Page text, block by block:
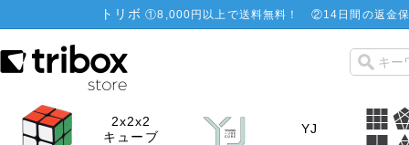
トリボ ①8,000円以上で送料無料！ ②14日間の返金
2x2x2
キューブ
YJ